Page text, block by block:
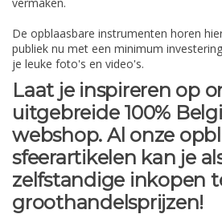
De opblaasbare instrumenten horen
publiek nu met een minimum
je leuke foto's en video's.
Laat je inspireren op
uitgebreide 100%
webshop. Al onze
sfeerartikelen kan je
zelfstandige inkopen
groothandelsprijzen!